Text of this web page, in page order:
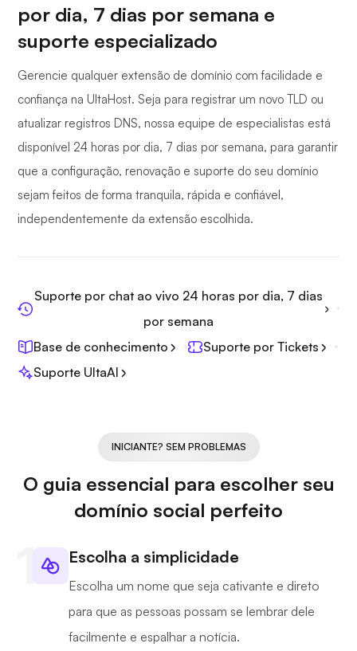
por dia, 7 dias por semana e
suporte especializado
Gerencie qualquer extensão de domínio com facilidade e
confiança na UltaHost. Seja para registrar um novo TLD ou
atualizar registros DNS, nossa equipe de especialistas está
disponível 24 horas por dia, 7 dias por semana, para garantir
que a configuração, renovação e suporte do seu domínio
sejam feitos de forma tranquila, rápida e confiável,
independentemente da extensão escolhida.
Suporte por chat ao vivo 24 horas por dia, 7 dias
por semana
Base de conhecimento
Suporte por Tickets
Suporte UltaAI
INICIANTE? SEM PROBLEMAS
O guia essencial para escolher seu
domínio social perfeito
Escolha a simplicidade
Escolha um nome que seja cativante e direto
para que as pessoas possam se lembrar dele
facilmente e espalhar a notícia.